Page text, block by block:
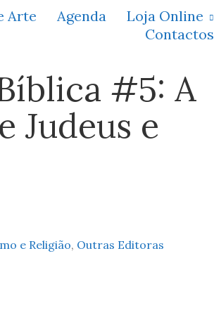
Arte Agenda
Loja Online
Contactos
#5: A
Judeus e
e Religião, Outras Editoras